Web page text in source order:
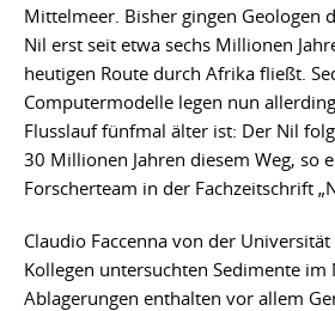
Mittelmeer. Bisher gingen Geologen
Nil erst seit etwa sechs Millionen
heutigen Route durch Afrika fließt.
Computermodelle legen nun
Flusslauf fünfmal älter ist: Der Nil
30 Millionen Jahren diesem Weg, so
Forscherteam in der Fachzeitschrift
Claudio Faccenna von der
Kollegen untersuchten Sedimente im
Ablagerungen enthalten vor allem